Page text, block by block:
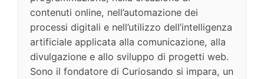
contenuti online, nell’automazione dei
processi digitali e nell’utilizzo dell’intelligenza
artificiale applicata alla comunicazione, alla
divulgazione e allo sviluppo di progetti web.
Sono il fondatore di Curiosando si impara, un